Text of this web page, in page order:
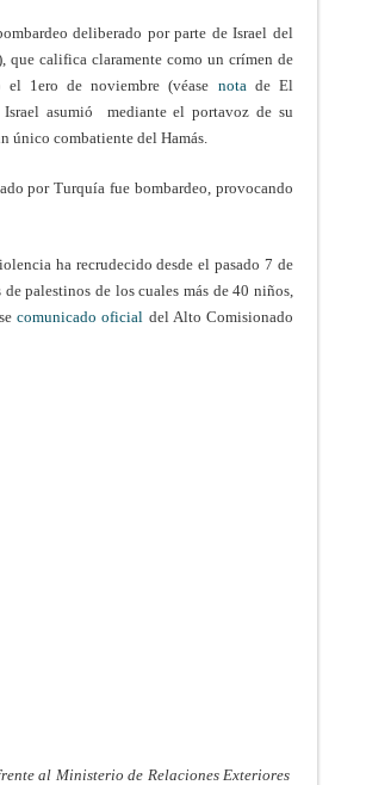
deliberado por parte de Israel del
que califica claramente como un crímen de
el 1ero de noviembre (véase nota de El
asumió mediante el portavoz de su
único combatiente del Hamás.
por Turquía fue bombardeo, provocando
ha recrudecido desde el pasado 7 de
palestinos de los cuales más de 40 niños,
comunicado oficial del Alto Comisionado
al Ministerio de Relaciones Exteriores